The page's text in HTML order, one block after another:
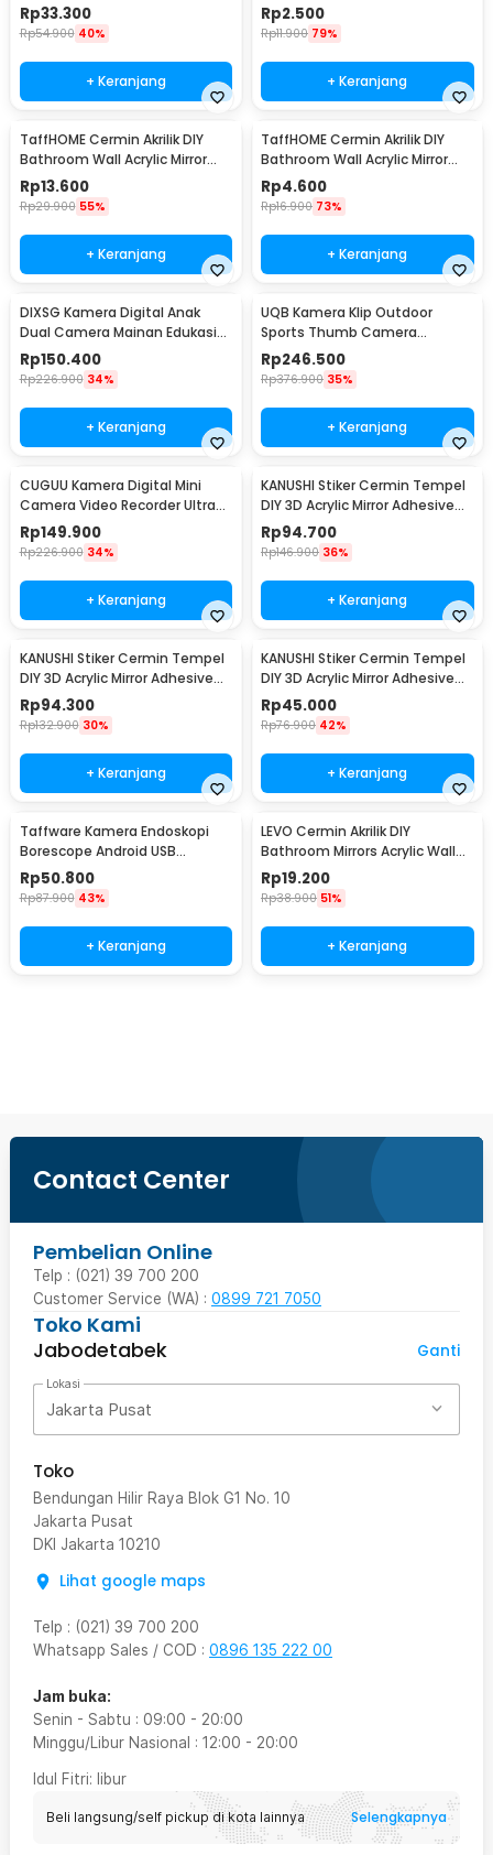
50x150cm - HS501
Rp33.300
Rp54.900 40%
+ Keranjang
Waterproof 10x15cm - L02
Rp2.500
Rp11.900 79%
+ Keranjang
TaffHOME Cermin Akrilik DIY
Bathroom Wall Acrylic Mirror
Waterproof 27x42cm - L02
Rp13.600
Rp29.900 55%
+ Keranjang
TaffHOME Cermin Akrilik DIY
Bathroom Wall Acrylic Mirror
Waterproof 13x20cm - L02
Rp4.600
Rp16.900 73%
+ Keranjang
DIXSG Kamera Digital Anak
Dual Camera Mainan Edukasi
4K 48MP 400 mAh - C1
Rp150.400
Rp226.900 34%
+ Keranjang
UQB Kamera Klip Outdoor
Sports Thumb Camera
Magnetic Detachable - A100
Rp246.500
Rp376.900 35%
+ Keranjang
CUGUU Kamera Digital Mini
Camera Video Recorder Ultra
Compact HD 1080P - Y4000
Rp149.900
Rp226.900 34%
+ Keranjang
KANUSHI Stiker Cermin Tempel
DIY 3D Acrylic Mirror Adhesive
100U 100x100cm - KN-100
Rp94.700
Rp146.900 36%
+ Keranjang
KANUSHI Stiker Cermin Tempel
DIY 3D Acrylic Mirror Adhesive
100U 50x100cm - KN-100
Rp94.300
Rp132.900 30%
+ Keranjang
KANUSHI Stiker Cermin Tempel
DIY 3D Acrylic Mirror Adhesive
100U 50x50cm - KN-100
Rp45.000
Rp76.900 42%
+ Keranjang
Taffware Kamera Endoskopi
Borescope Android USB
Waterproof 5.5mm - TES-EN-
AN99
Rp50.800
Rp87.900 43%
+ Keranjang
LEVO Cermin Akrilik DIY
Bathroom Mirrors Acrylic Wall
Decor 15cm 5 PCS - L02
Rp19.200
Rp38.900 51%
+ Keranjang
Contact Center
Pembelian Online
Telp : (021) 39 700 200
Customer Service (WA) : 0899 721 7050
Toko Kami
Jabodetabek
Ganti
Lokasi
Jakarta Pusat
Toko
Bendungan Hilir Raya Blok G1 No. 10
Jakarta Pusat
DKI Jakarta 10210
Lihat google maps
Telp : (021) 39 700 200
Whatsapp Sales / COD : 0896 135 222 00
Jam buka:
Senin - Sabtu : 09:00 - 20:00
Minggu/Libur Nasional : 12:00 - 20:00
Idul Fitri: libur
Beli langsung/self pickup di kota lainnya Selengkapnya